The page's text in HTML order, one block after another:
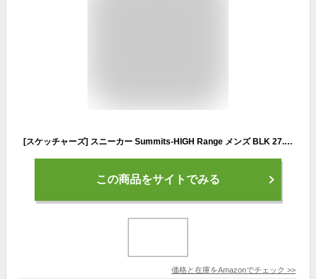
[スケッチャーズ] スニーカー Summits-HIGH Range メンズ BLK 27.0 cm
この商品をサイトでみる
価格と在庫をAmazonでチェック >>